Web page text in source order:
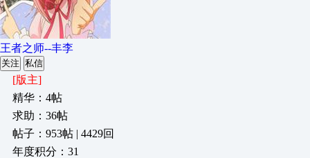
王者之师--丰李
关注 私信
[版主]
精华：4帖
求助：36帖
帖子：953帖 | 4429回
年度积分：31